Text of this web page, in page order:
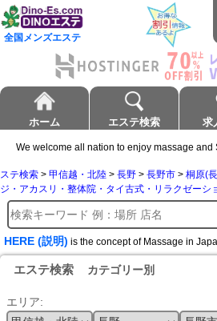
全国メンズエステ
ホーム エステ検索 求
We welcome all nation to enjoy massage and
ステ検索 > 甲信越・北陸 > 長野 > 長野市 > 桐原(
ジ・アカスリ・整体院・タイ古式・リラクゼーシ
HERE (説明) is the concept of Massage in
エステ検索 カテゴリー別
エリア: